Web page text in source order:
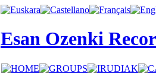
Esan Ozenki